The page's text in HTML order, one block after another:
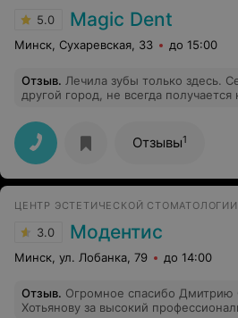
5.0 Magic Dent
Минск, Сухаревская, 33 до 15:00
Отзыв. Лечила зубы только здесь.
другой город, не всегда
для себя не нашла лучше чем
Великолепное качество и
работы. Пломбы стоят, уже 6 лет
отличном состоянии!!! Так - же
назад, протезирование, тоже
спасибо Вам Александр
Отзывы1
ЦЕНТР ЭСТЕТИЧЕСКОЙ СТОМАТОЛОГИИ
3.0 Модентис
Минск, ул. Лобанка, 79 до 14:00
Отзыв. Огромное спасибо Дмитрию
Хотьянову за высокий